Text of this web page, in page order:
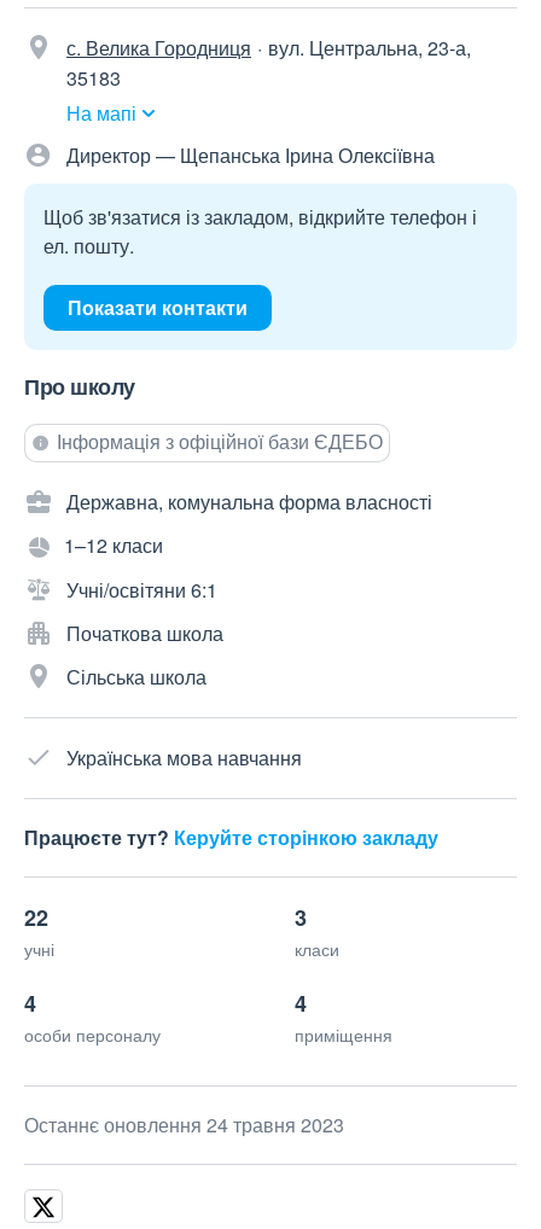
с. Велика Городниця
вул. Центральна, 23-а,
35183
На мапі
Директор — Щепанська Ірина Олексіївна
Щоб зв'язатися із закладом, відкрийте телефон і
ел. пошту.
Показати контакти
Про школу
Інформація з офіційної бази ЄДЕБО
Державна, комунальна форма власності
1–12 класи
Учні/освітяни 6:1
Початкова школа
Сільська школа
Українська мова навчання
Працюєте тут? Керуйте сторінкою закладу
22
учні
3
класи
4
особи персоналу
4
приміщення
Останнє оновлення 24 травня 2023